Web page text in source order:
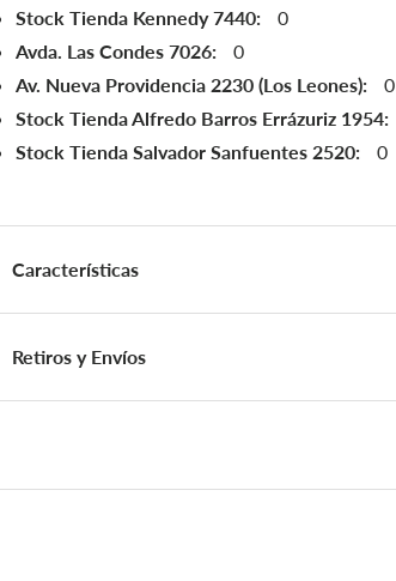
Stock Tienda Kennedy 7440:
0
Avda. Las Condes 7026:
0
Av. Nueva Providencia 2230 (Los Leones):
0
Stock Tienda Alfredo Barros Errázuriz 1954:
Stock Tienda Salvador Sanfuentes 2520:
0
Características
Retiros y Envíos